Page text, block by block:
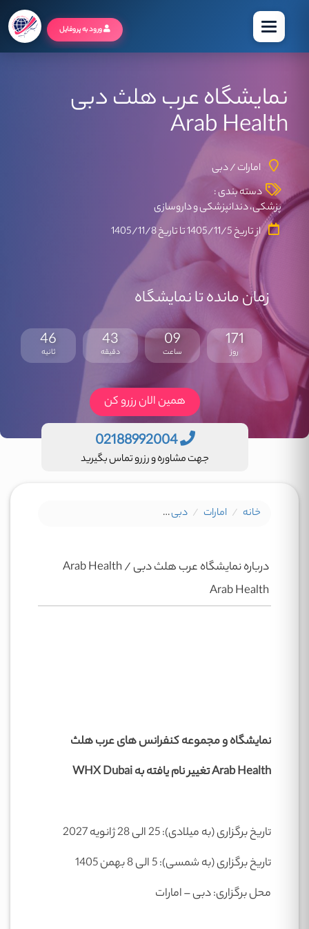
منو ورود به پروفایل
نمایشگاه عرب هلث دبی
Arab Health
امارات / دبی
دسته بندی :
پزشکی، دندانپزشکی و داروسازی
از تاریخ1405/11/5تا تاریخ1405/11/8
زمان مانده تا نمایشگاه
171
روز
09
ساعت
43
دقیقه
45
ثانیه
همین الان رزرو کن
02188992004
جهت مشاوره و رزرو تماس بگیرید
خانه امارات دبی
درباره نمایشگاه عرب هلث دبی Arab Health /
Arab Health
نمایشگاه و مجموعه کنفرانس های عرب هلث
Arab Healthتغییر نام یافته بهWHX Dubai
تاریخ برگزاری (به میلادی): 25 الی 28 ژانویه 2027
تاریخ برگزاری (به شمسی): 5 الی 8 بهمن 1405
محل برگزاری: دبی – امارات